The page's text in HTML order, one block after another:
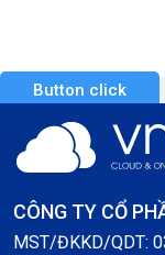
Button click
CÔNG TY CỔ
MST/ĐKKD/QDT: